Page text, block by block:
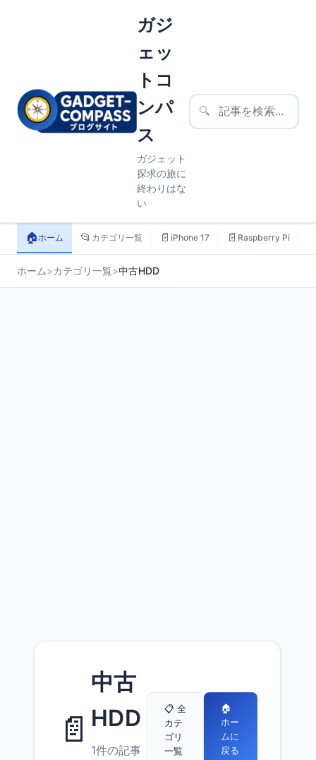
ガジ
ェッ
トコ
ンパ
ス
ガジェット
探求の旅に
終わりはな
い
🔍
🏠ホーム 📂 カテゴリ一覧 📄 iPhone 17 📄 Raspberry Pi
ホーム>カテゴリ一覧>中古HDD
📄
中古
HDD
1件の記事
📋 全
カテ
ゴリ
一覧
🏠
ホー
ムに
戻る